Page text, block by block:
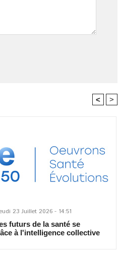
< >
23 Juillet 2026 - 14:51
futurs de la santé se
à l'intelligence collective